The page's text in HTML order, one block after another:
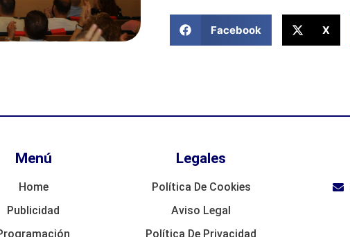
Facebook X
Menú
Home
Publicidad
Legales
Política De Cookies
Aviso Legal
Política De Privacidad